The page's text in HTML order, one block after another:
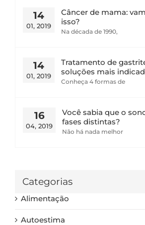
14
01, 2019
Câncer de mama:
isso?
Na década de 1990,
14
01, 2019
Tratamento de
soluções mais
Conheça 4 formas de
16
04, 2019
Você sabia que o
fases distintas?
Não há nada melhor
Categorias
Alimentação
Autoestima